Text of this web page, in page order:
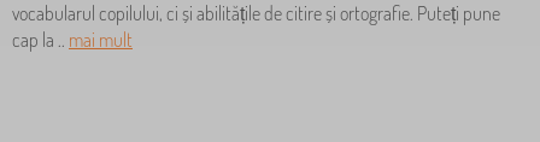
vocabularul copilului, ci și abilitățile de citire și ortografie. Puteți pune
cap la .. mai mult